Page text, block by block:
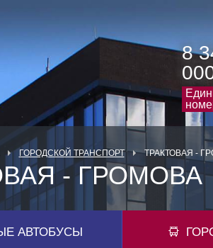
8
ГОРОДСКОЙ ТРАНСПОРТ ТРАКТОВАЯ -
- ГРОМОВА
АВТОБУСЫ